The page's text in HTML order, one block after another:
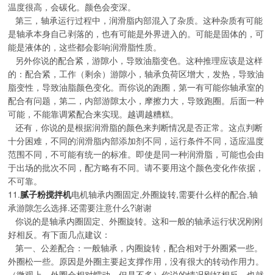
温度很高，会碳化。颜色会变深。
第三，轴承运行过程中，润滑脂内部混入了杂质。这种杂质有可能
是轴承本身自己剥落的，也有可能是外界进入的。可能是固体的，可
能是液体的，这些都会影响润滑脂性质。
另外你说的配合紧，游隙小，导致油脂变色。这种推理应该是这样
的：配合紧，工作（剩余）游隙小，轴承负荷区增大，发热，导致油
脂变性，导致油脂颜色变化。而你说的跑圈，第一有可能你轴承室的
配合有问题，第二，内部游隙太小，摩擦力大，导致跑圈。后面一种
可能，不能靠调紧配合来实现。越调越糟糕。
还有，你说的是根据润滑脂的颜色来判断情况是否正常。这点判断
十分困难，不同的润滑脂内部添加剂不同，运行条件不同，适应温度
范围不同，不可能有统一的标准。即使是同一种润滑脂，可能也会由
于出场的批次不同，配方略有不同。请不要用这个颜色变化作依据，
不可靠。
11.腻子粉搅拌机电机轴承内圈固定,外圈旋转,需要什么样的配合,轴
承游隙怎么选择.还需要注意什么?谢谢
你说的是轴承内圈固定、外圈旋转。这和一般的轴承运行状况刚刚
好相反。有下面几点建议：
第一、公差配合：一般轴承，内圈旋转，配合相对于外圈紧一些。
外圈松一些。原因是外圈主要起支撑作用，没有很大的转动作用力。